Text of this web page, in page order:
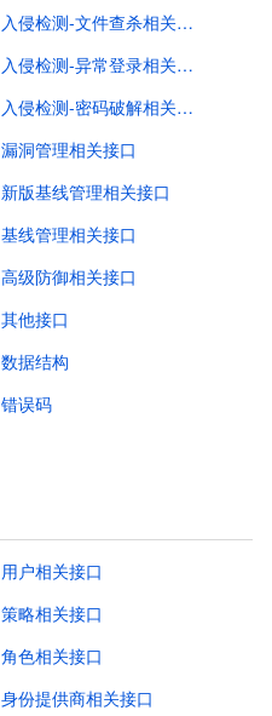
入侵检测-文件查杀相关接口
入侵检测-异常登录相关接口
入侵检测-密码破解相关接口
漏洞管理相关接口
新版基线管理相关接口
基线管理相关接口
高级防御相关接口
其他接口
数据结构
错误码
用户相关接口
策略相关接口
角色相关接口
身份提供商相关接口